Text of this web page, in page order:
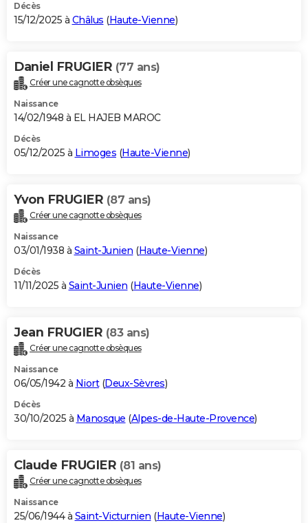
Décès
15/12/2025 à Châlus (Haute-Vienne)
Daniel FRUGIER (77 ans)
Créer une cagnotte obsèques
Naissance
14/02/1948 à EL HAJEB MAROC
Décès
05/12/2025 à Limoges (Haute-Vienne)
Yvon FRUGIER (87 ans)
Créer une cagnotte obsèques
Naissance
03/01/1938 à Saint-Junien (Haute-Vienne)
Décès
11/11/2025 à Saint-Junien (Haute-Vienne)
Jean FRUGIER (83 ans)
Créer une cagnotte obsèques
Naissance
06/05/1942 à Niort(Deux-Sèvres)
Décès
30/10/2025 à Manosque (Alpes-de-Haute-Provence)
Claude FRUGIER (81 ans)
Créer une cagnotte obsèques
Naissance
25/06/1944 à Saint-Victurnien (Haute-Vienne)